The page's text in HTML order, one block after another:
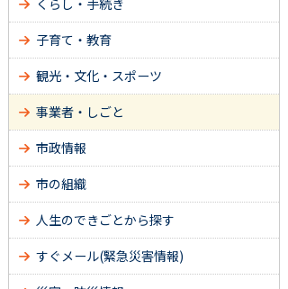
くらし・手続き
子育て・教育
観光・文化・スポーツ
事業者・しごと
市政情報
市の組織
人生のできごとから探す
すぐメール(緊急災害情報)